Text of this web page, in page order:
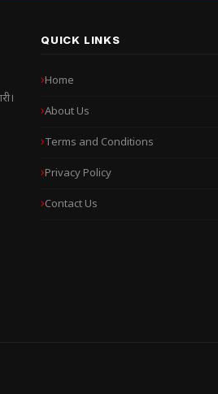
QUICK LINKS
Home
About Us
Terms and Conditions
Privacy Policy
Contact Us